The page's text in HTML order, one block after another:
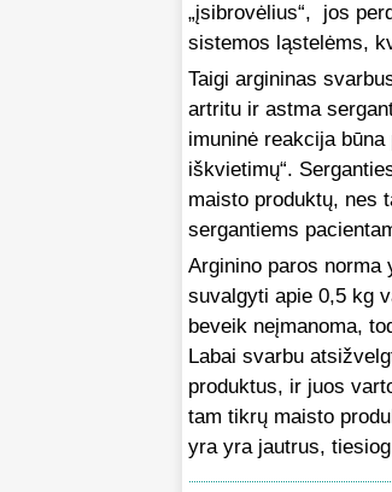
„įsibrovėlius“, jos
sistemos ląstelėms,
Taigi argininas
artritu ir astma
imuninė reakcija
iškvietimų“.
maisto produktų, nes
sergantiems
Arginino paros
suvalgyti apie 0,5 kg
beveik neįmanoma,
Labai svarbu
produktus, ir juos
tam tikrų maisto
yra yra jautrus,